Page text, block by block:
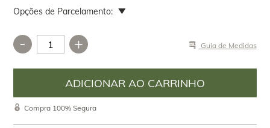
Opções de Parcelamento:
- + Guia de Medidas
Compra 100% Segura